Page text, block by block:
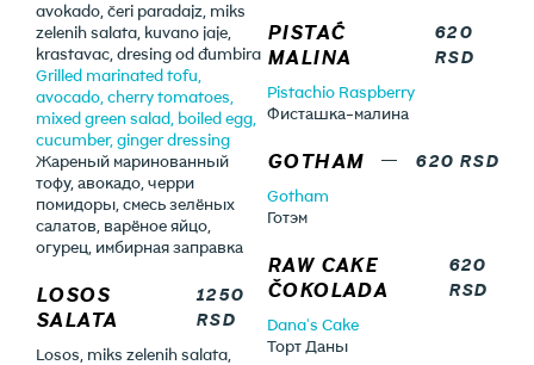
avokado, čeri paradajz, miks
zelenih salata, kuvano jaje,
krastavac, dresing od đumbira
Grilled marinated tofu,
avocado, cherry tomatoes,
mixed green salad, boiled egg,
cucumber, ginger dressing
Жареный маринованный
тофу, авокадо, черри
помидоры, смесь зелёных
салатов, варёное яйцо,
огурец, имбирная заправка
LOSOS
SALATA
1250
RSD
Losos, miks zelenih salata,
PISTAĆ
MALINA
620
RSD
Pistachio Raspberry
Фисташка-малина
GOTHAM 620 RSD
Gotham
Готэм
RAW CAKE
ČOKOLADA
620
RSD
Dana's Cake
Торт Даны